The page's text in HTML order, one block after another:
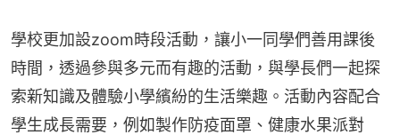
學校更加設zoom時段活動，讓小一同學們善用課後
時間，透過參與多元而有趣的活動，與學長們一起探
索新知識及體驗小學繽紛的生活樂趣。活動內容配合
學生成長需要，例如製作防疫面罩、健康水果派對